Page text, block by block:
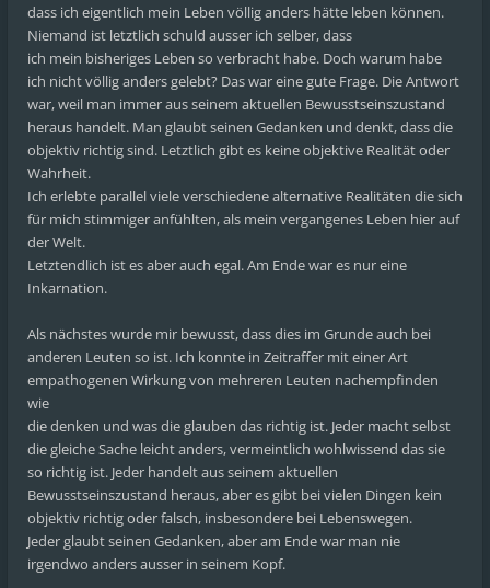
dass ich eigentlich mein Leben völlig anders hätte leben können.
Niemand ist letztlich schuld ausser ich selber, dass
ich mein bisheriges Leben so verbracht habe. Doch warum habe
ich nicht völlig anders gelebt? Das war eine gute Frage. Die Antwort
war, weil man immer aus seinem aktuellen Bewusstseinszustand
heraus handelt. Man glaubt seinen Gedanken und denkt, dass die
objektiv richtig sind. Letztlich gibt es keine objektive Realität oder
Wahrheit.
Ich erlebte parallel viele verschiedene alternative Realitäten die sich
für mich stimmiger anfühlten, als mein vergangenes Leben hier auf
der Welt.
Letztendlich ist es aber auch egal. Am Ende war es nur eine
Inkarnation.
Als nächstes wurde mir bewusst, dass dies im Grunde auch bei
anderen Leuten so ist. Ich konnte in Zeitraffer mit einer Art
empathogenen Wirkung von mehreren Leuten nachempfinden
wie
die denken und was die glauben das richtig ist. Jeder macht selbst
die gleiche Sache leicht anders, vermeintlich wohlwissend das sie
so richtig ist. Jeder handelt aus seinem aktuellen
Bewusstseinszustand heraus, aber es gibt bei vielen Dingen kein
objektiv richtig oder falsch, insbesondere bei Lebenswegen.
Jeder glaubt seinen Gedanken, aber am Ende war man nie
irgendwo anders ausser in seinem Kopf.